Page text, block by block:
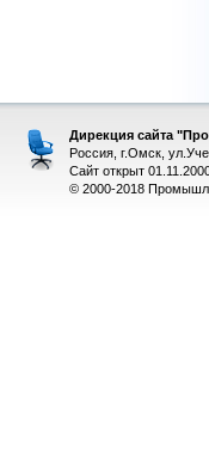
Дирекция сайта
Россия, г.Омск,
Сайт открыт
© 2000-2018